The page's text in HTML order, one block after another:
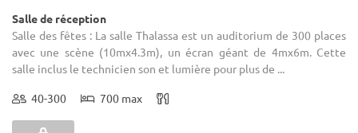
Salle de réception
Salle des fêtes : La salle Thalassa est un auditorium de 300 places
avec une scène (10mx4.3m), un écran géant de 4mx6m. Cette
salle inclus le technicien son et lumière pour plus de ...
40-300 700 max